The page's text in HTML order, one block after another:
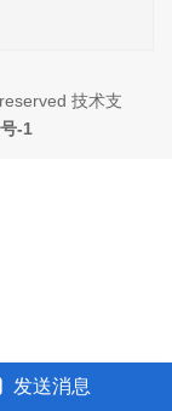
技术支
-1
发送消息